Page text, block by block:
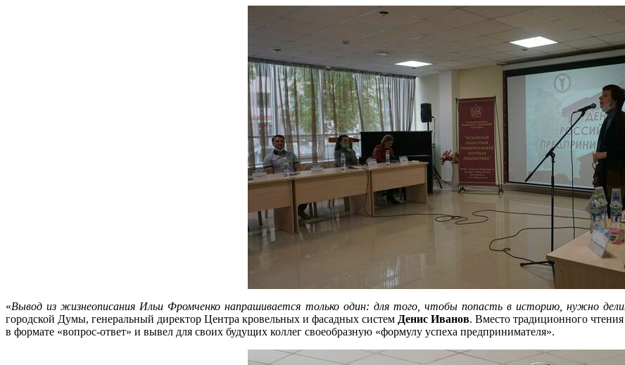
«Вывод из жизнеописания Ильи Фромченко напрашивается только один: для того, чтобы попасть в историю, нужно
городской Думы, генеральный директор Центра кровельных и фасадных систем Денис Иванов. Вместо традиционного
в формате «вопрос-ответ» и вывел для своих будущих коллег своеобразную «формулу успеха предпринимателя».